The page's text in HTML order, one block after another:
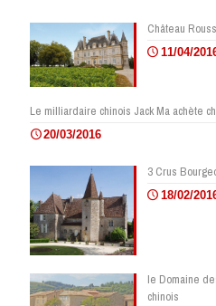
Château
11/04/
Le milliardaire chinois Jack Ma achète
20/03/2016
3 Crus
18/02/
le Domaine
chinois